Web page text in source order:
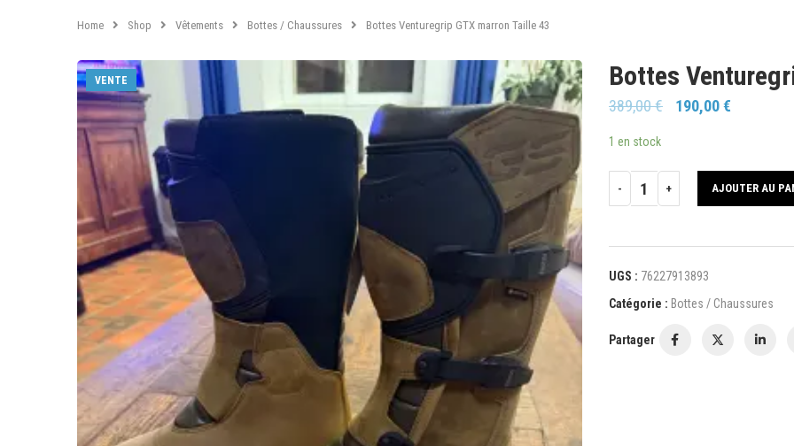
Home Shop Vêtements Bottes / Chaussures Bottes Venturegrip GTX marron Taille 43
VENTE Bottes
389,00€ 190,00€
1 en stock
AJOUTER AU
UGS : 76227913893
Catégorie : Bottes / Chaussures
Partager